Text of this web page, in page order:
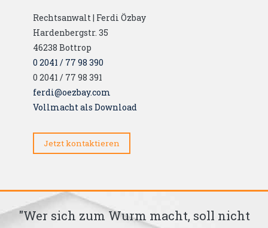
Rechtsanwalt | Ferdi Özbay
Hardenbergstr. 35
46238 Bottrop
0 2041 / 77 98 390
0 2041 / 77 98 391
ferdi@oezbay.com
Vollmacht als Download
Jetzt kontaktieren
"Wer sich zum Wurm macht, soll nicht